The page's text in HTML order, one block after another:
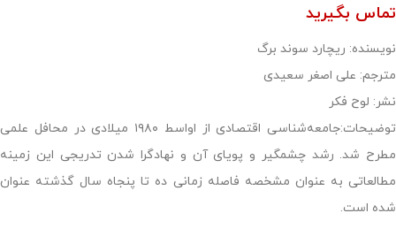
تماس بگیرید
نویسنده: ریچارد سوند برگ
مترجم: علی اصغر سعیدی
نشر: لوح فکر
توضیحات:جامعه‌شناسی اقتصادی از اواسط ۱۹۸۰ میلادی در محافل علمی
مطرح شد. رشد چشمگیر و پویای آن و نهادگرا شدن تدریجی این زمینه
مطالعاتی به عنوان مشخصه فاصله زمانی ده تا پنجاه سال گذشته عنوان
شده است.